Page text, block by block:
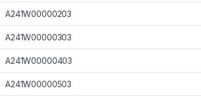
A241W00000203
A241W00000303
A241W00000403
A241W00000503